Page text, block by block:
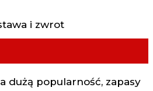
i zwrot
dużą popularność, zapasy